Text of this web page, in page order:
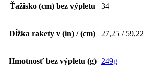
Ťažisko (cm) bez výpletu 34
Dĺžka rakety v (in) / (cm) 27,25 / 59,22
Hmotnosť bez výpletu (g) 249g